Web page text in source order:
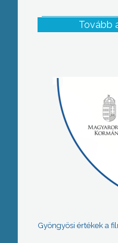
Tovább
Gyöngyösi értékek a